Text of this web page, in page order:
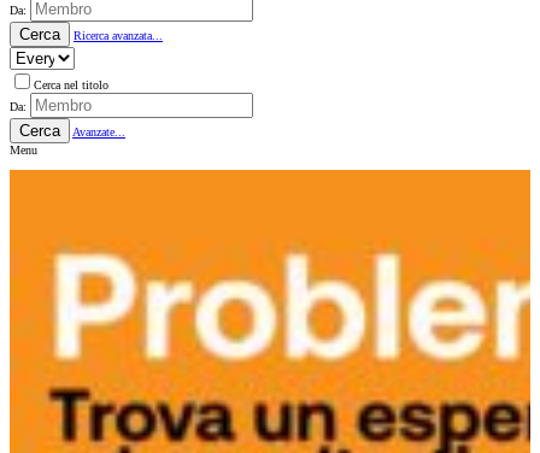
Da:
Cerca Ricerca avanzata...
Cerca nel titolo
Da:
Cerca
Avanzate...
Menu